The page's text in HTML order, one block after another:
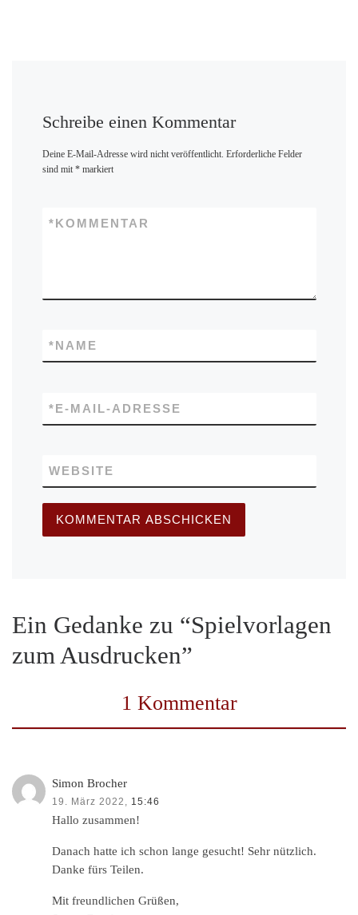
Schreibe einen Kommentar
Deine E-Mail-Adresse wird nicht veröffentlicht. Erforderliche Felder
sind mit *markiert
KOMMENTAR
*
NAME
*
E-MAIL-ADRESSE
*
WEBSITE
Ein Gedanke zu “Spielvorlagen
zum Ausdrucken”
1 Kommentar
Simon Brocher
19. März 2022, 15:46
Hallo zusammen!
Danach hatte ich schon lange gesucht! Sehr nützlich.
Danke fürs Teilen.
Mit freundlichen Grüßen,